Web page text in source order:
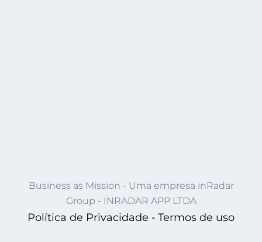
Business as Mission - Uma empresa inRadar
Group - INRADAR APP LTDA
Política de Privacidade - Termos de uso